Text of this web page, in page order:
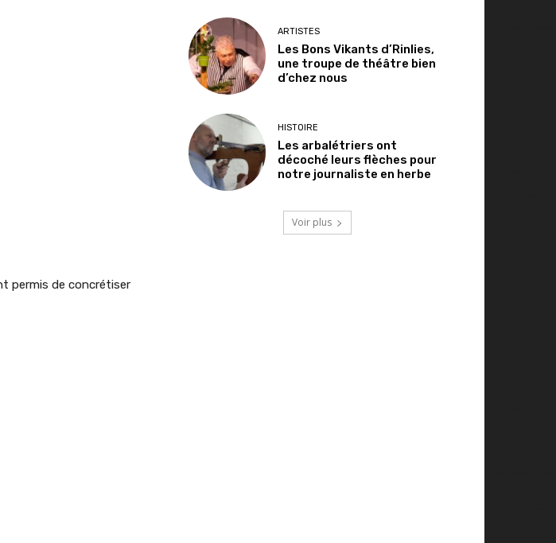
permis de concrétiser
ARTISTES
Les Bons Vikants d’Rinlies,
une troupe de théâtre bien
d’chez nous
HISTOIRE
Les arbalétriers ont
décoché leurs flèches pour
notre journaliste en herbe
Voir plus